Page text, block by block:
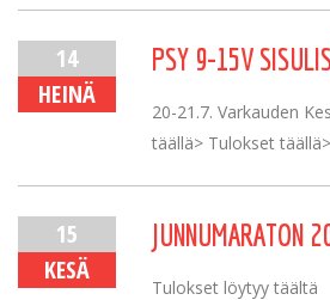
14
HEINÄ
PSY 9-15V
20-21.7. Varkauden
täällä> Tulokset täällä>
15
KESÄ
JUNNUMARATON
Tulokset löytyy täältä